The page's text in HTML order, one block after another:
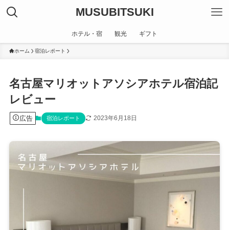
MUSUBITSUKI
ホテル・宿 観光 ギフト
ホーム 宿泊レポート
名古屋マリオットアソシアホテル宿泊記
レビュー
広告 宿泊レポート 2023年6月18日